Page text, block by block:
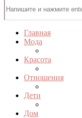
Главная
Мода
Красота
Отношения
Дети
Дом